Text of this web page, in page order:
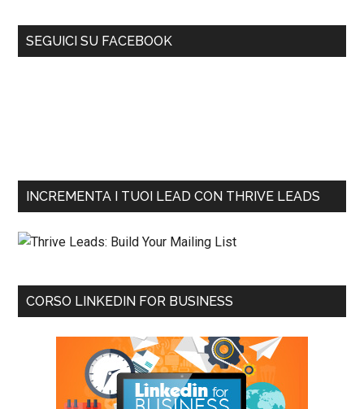
SEGUICI SU FACEBOOK
INCREMENTA I TUOI LEAD CON THRIVE LEADS
CORSO LINKEDIN FOR BUSINESS